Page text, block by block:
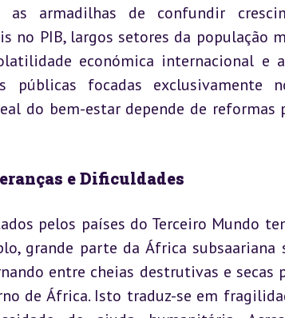
armadilhas de confundir
no PIB, largos setores da população
económica internacional e
públicas focadas exclusivamente
do bem-estar depende de reformas
e Dificuldades
pelos países do Terceiro Mundo
grande parte da África subsaariana
entre cheias destrutivas e secas
de África. Isto traduz-se em